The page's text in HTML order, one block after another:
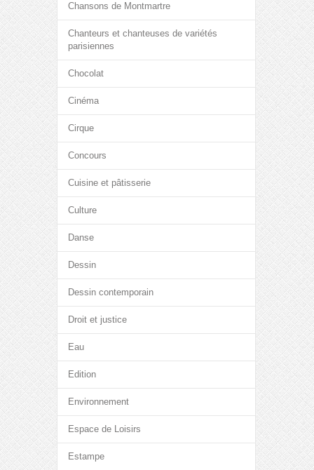
Chansons de Montmartre
Chanteurs et chanteuses de variétés
parisiennes
Chocolat
Cinéma
Cirque
Concours
Cuisine et pâtisserie
Culture
Danse
Dessin
Dessin contemporain
Droit et justice
Eau
Edition
Environnement
Espace de Loisirs
Estampe